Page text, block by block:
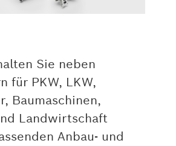
Sie neben
für PKW, LKW,
Baumaschinen,
Landwirtschaft
Anbau- und